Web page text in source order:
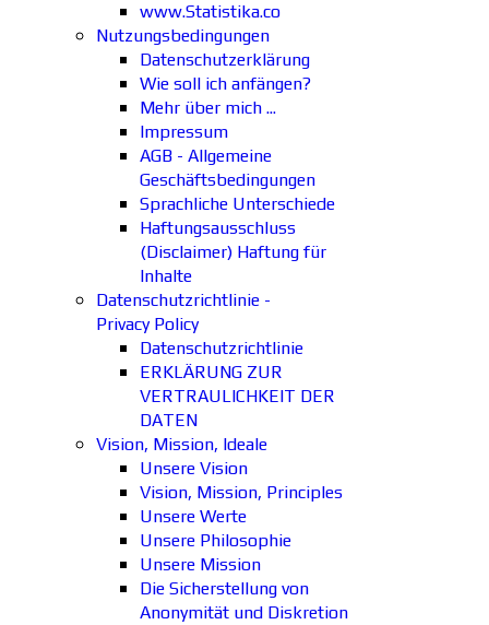
www.Statistika.co
Nutzungsbedingungen
Datenschutzerklärung
Wie soll ich anfängen?
Mehr über mich ...
Impressum
AGB - Allgemeine
Geschäftsbedingungen
Sprachliche Unterschiede
Haftungsausschluss
(Disclaimer) Haftung für
Inhalte
Datenschutzrichtlinie -
Privacy Policy
Datenschutzrichtlinie
ERKLÄRUNG ZUR
VERTRAULICHKEIT DER
DATEN
Vision, Mission, Ideale
Unsere Vision
Vision, Mission, Principles
Unsere Werte
Unsere Philosophie
Unsere Mission
Die Sicherstellung von
Anonymität und Diskretion